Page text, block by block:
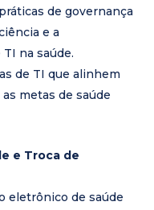
de governança
e a
na saúde.
de TI que alinhem
metas de saúde
e Troca de
eletrônico de saúde